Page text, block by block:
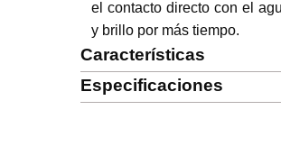
el contacto directo con el
y brillo por más tiempo.
Características
Especificaciones